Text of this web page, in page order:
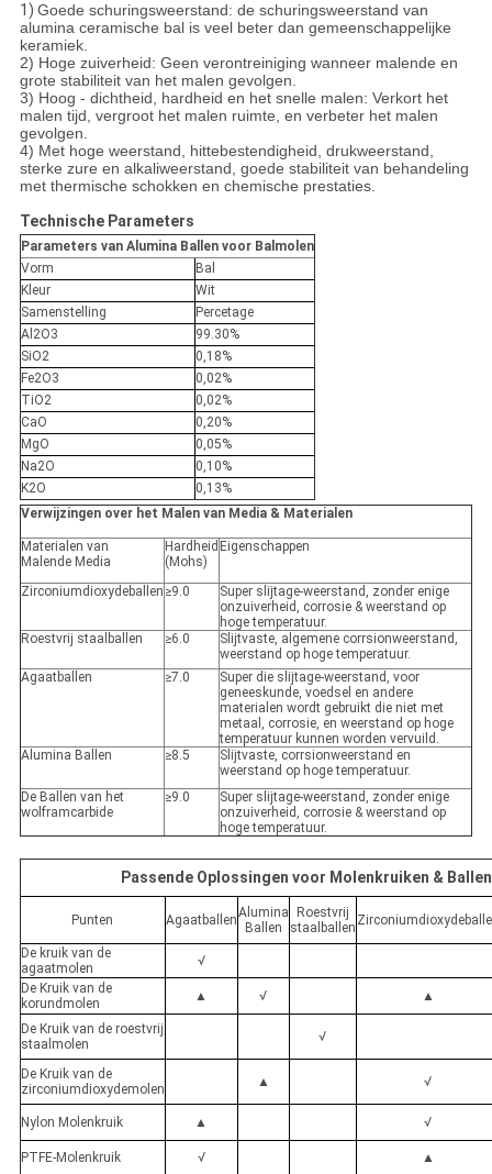
1) Goede schuringsweerstand: de schuringsweerstand van
alumina ceramische bal is veel beter dan gemeenschappelijke
keramiek.
2) Hoge zuiverheid: Geen verontreiniging wanneer malende en
grote stabiliteit van het malen gevolgen.
3) Hoog - dichtheid, hardheid en het snelle malen: Verkort het
malen tijd, vergroot het malen ruimte, en verbeter het malen
gevolgen.
4) Met hoge weerstand, hittebestendigheid, drukweerstand,
sterke zure en alkaliweerstand, goede stabiliteit van behandeling
met thermische schokken en chemische prestaties.
Technische Parameters
Parameters van Alumina Ballen voor Balmolen
Vorm
Bal
Kleur
Wit
Samenstelling
Percetage
Al2O3
99.30%
SiO2
0,18%
Fe2O3
0,02%
TiO2
0,02%
CaO
0,20%
MgO
0,05%
Na2O
0,10%
K2O
0,13%
Verwijzingen over het Malen van Media & Materialen
Materialen van
Malende Media
Hardheid
(Mohs)
Eigenschappen
Zirconiumdioxydeballen ≥9.0
Super slijtage-weerstand, zonder enige
onzuiverheid, corrosie & weerstand op
hoge temperatuur.
Roestvrij staalballen
≥6.0
Slijtvaste, algemene corrsionweerstand,
weerstand op hoge temperatuur.
Agaatballen
≥7.0
Super die slijtage-weerstand, voor
geneeskunde, voedsel en andere
materialen wordt gebruikt die niet met
metaal, corrosie, en weerstand op hoge
temperatuur kunnen worden vervuild.
Alumina Ballen
≥8.5
Slijtvaste, corrsionweerstand en
weerstand op hoge temperatuur.
De Ballen van het
wolframcarbide
≥9.0
Super slijtage-weerstand, zonder enige
onzuiverheid, corrosie & weerstand op
hoge temperatuur.
Passende Oplossingen voor Molenkruiken & Ballen
Punten AgaatballenAlumina
Ballen
Roestvrij
staalballen
De kruik van de
agaatmolen
√
De Kruik van de
korundmolen
▲ √ ▲
De Kruik van de roestvrij
staalmolen
√
De Kruik van de
zirconiumdioxydemolen
▲ √
Nylon Molenkruik ▲ √
PTFE-Molenkruik √ ▲